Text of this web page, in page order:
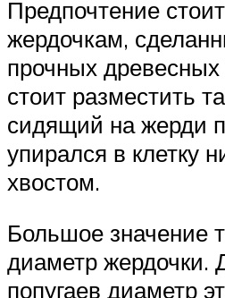
Предпочтение
жердочкам,
прочных
стоит разместить
сидящий на жерди
упирался в клетку
хвостом.
Большое значение
диаметр жердочки.
попугаев диаметр